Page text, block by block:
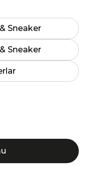
Sneaker
Sneaker